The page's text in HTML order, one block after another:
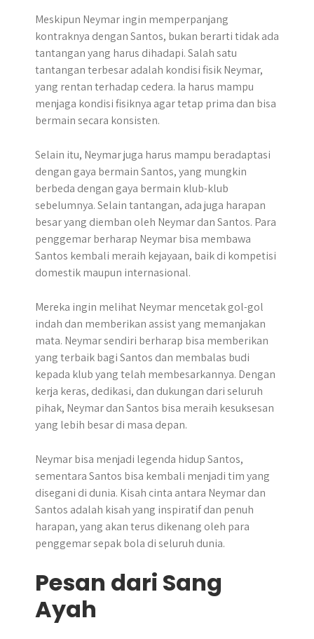
Meskipun Neymar ingin memperpanjang
kontraknya dengan Santos, bukan berarti tidak ada
tantangan yang harus dihadapi. Salah satu
tantangan terbesar adalah kondisi fisik Neymar,
yang rentan terhadap cedera. Ia harus mampu
menjaga kondisi fisiknya agar tetap prima dan bisa
bermain secara konsisten.
Selain itu, Neymar juga harus mampu beradaptasi
dengan gaya bermain Santos, yang mungkin
berbeda dengan gaya bermain klub-klub
sebelumnya. Selain tantangan, ada juga harapan
besar yang diemban oleh Neymar dan Santos. Para
penggemar berharap Neymar bisa membawa
Santos kembali meraih kejayaan, baik di kompetisi
domestik maupun internasional.
Mereka ingin melihat Neymar mencetak gol-gol
indah dan memberikan assist yang memanjakan
mata. Neymar sendiri berharap bisa memberikan
yang terbaik bagi Santos dan membalas budi
kepada klub yang telah membesarkannya. Dengan
kerja keras, dedikasi, dan dukungan dari seluruh
pihak, Neymar dan Santos bisa meraih kesuksesan
yang lebih besar di masa depan.
Neymar bisa menjadi legenda hidup Santos,
sementara Santos bisa kembali menjadi tim yang
disegani di dunia. Kisah cinta antara Neymar dan
Santos adalah kisah yang inspiratif dan penuh
harapan, yang akan terus dikenang oleh para
penggemar sepak bola di seluruh dunia.
Pesan dari Sang
Ayah